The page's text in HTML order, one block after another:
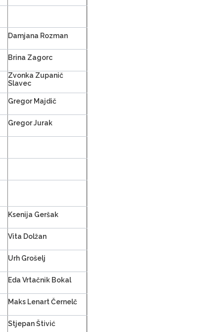
Damjana Rozman
Brina Zagorc
Zvonka Zupanič
Slavec
Gregor Majdič
Gregor Jurak
Ksenija Geršak
Vita Dolžan
Urh Grošelj
Eda Vrtačnik Bokal
Maks Lenart Černelč
Stjepan Štivić